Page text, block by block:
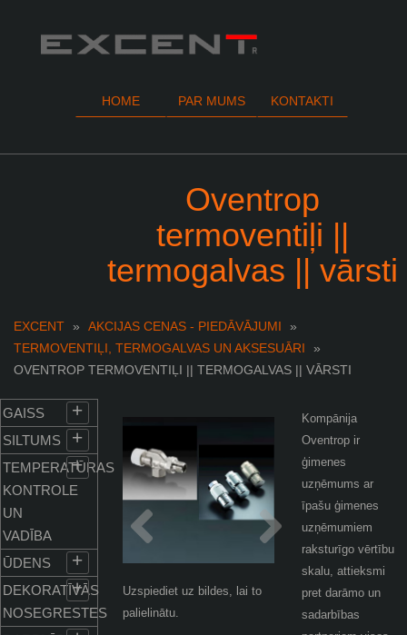
HOME PAR MUMS KONTAKTI
Oventrop
termoventiļi ||
termogalvas || vārsti
EXCENT » AKCIJAS CENAS - PIEDĀVĀJUMI
»
TERMOVENTIĻI, TERMOGALVAS UN AKSESUĀRI
»
OVENTROP TERMOVENTIĻI || TERMOGALVAS || VĀRSTI
GAISS +
SILTUMS +
TEMPERATŪRAS
KONTROLE
UN
VADĪBA
+
ŪDENS +
DEKORATĪVĀS
NOSEGRESTES
+
Kompānija
Oventrop ir
ģimenes
uzņēmums ar
īpašu ģimenes
uzņēmumiem
raksturīgo vērtību
skalu, attieksmi
pret darāmo un
sadarbības